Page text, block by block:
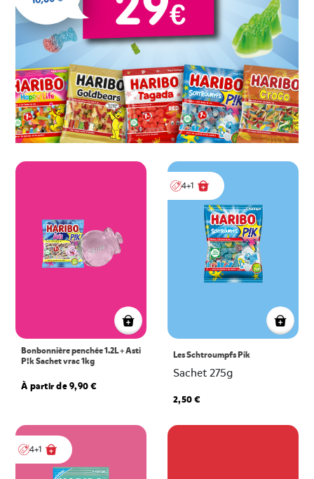
Bonbonnière penchée 1.2L + Asti
P!k Sachet vrac 1kg
À partir de 9,90 €
4+1
Les Schtroumpfs Pik
Sachet 275g
2,50 €
4+1